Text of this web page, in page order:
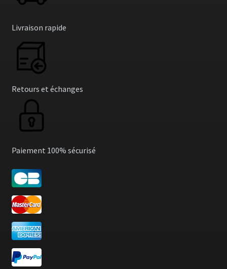
Livraison rapide
Retours et échanges
Paiement 100% sécurisé